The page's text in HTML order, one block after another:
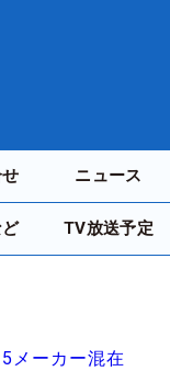
ニュース
TV放送予定
5メーカー混在